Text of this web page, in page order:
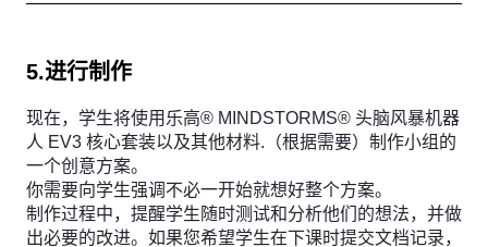
5.进行制作
现在，学生将使用乐高® MINDSTORMS® 头脑风暴机器
人 EV3 核心套装以及其他材料.（根据需要）制作小组的
一个创意方案。
你需要向学生强调不必一开始就想好整个方案。
制作过程中，提醒学生随时测试和分析他们的想法，并做
出必要的改进。如果您希望学生在下课时提交文档记录，